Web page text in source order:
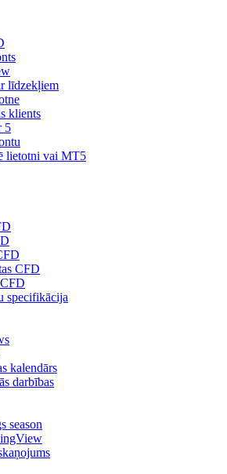
līdzekļiem
klients
5
lietotni vai MT5
CFD
specifikācija
kalendārs
darbības
season